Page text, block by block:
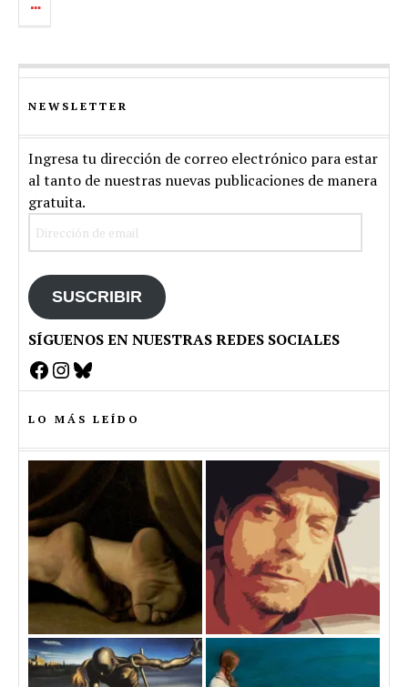
NEWSLETTER
Ingresa tu dirección de correo electrónico para estar
al tanto de nuestras nuevas publicaciones de manera
gratuita.
SUSCRIBIR
SÍGUENOS EN NUESTRAS REDES SOCIALES
Facebook
Instagram
Bluesky
LO MÁS LEÍDO